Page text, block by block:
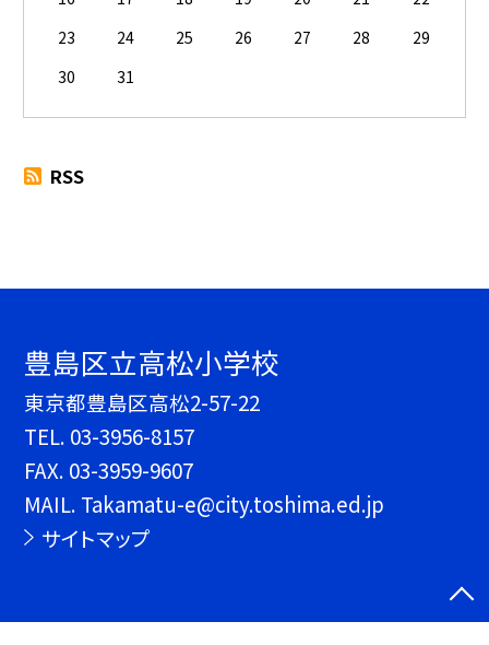
23
24 25 26 27 28
29
30
31
RSS
豊島区立高松小学校
東京都豊島区高松2-57-22
TEL. 03-3956-8157
FAX. 03-3959-9607
MAIL. Takamatu-e@city.toshima.ed.jp
サイトマップ